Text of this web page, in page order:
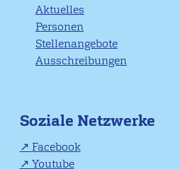
Aktuelles
Personen
Stellenangebote
Ausschreibungen
Soziale Netzwerke
Facebook
Youtube